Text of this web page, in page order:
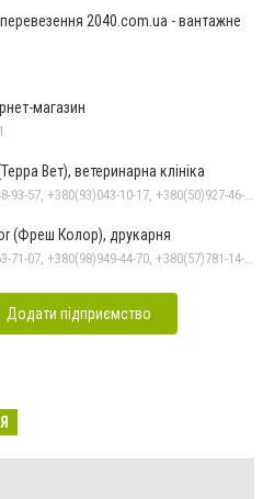
2040.com.ua - вантажне
магазин
Вет), ветеринарна клініка
(Фреш Колор), друкарня
Додати підприємство